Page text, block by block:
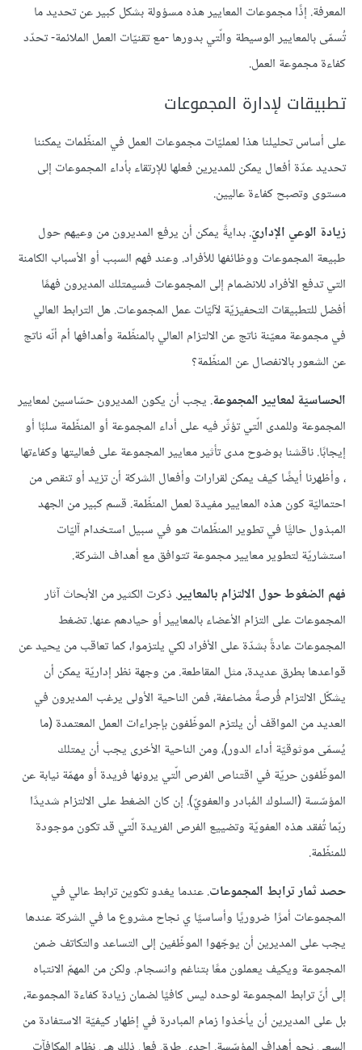
المعرفة. إذًا مجموعات المعايير هذه مسؤولة بشكل كبير عن تحديد ما
تُسمّى بالمعايير الوسيطة والّتي بدورها -مع تقنيّات العمل الملائمة- تحدّد
كفاءة مجموعة العمل.
تطبيقات لإدارة المجموعات
على أساس تحليلنا هذا لعمليّات مجموعات العمل في المنظّمات يمكننا
تحديد عدّة أفعال يمكن للمديرين فعلها للإرتقاء بأداء المجموعات إلى
مستوى وتصبح كفاءة عاليين.
زيادة الوعي الإداريّ. بدايةً يمكن أن يرفع المديرون من وعيهم حول
طبيعة المجموعات ووظائفها للأفراد. وعند فهم السبب أو الأسباب الكامنة
التي تدفع الأفراد للانضمام إلى المجموعات فسيمتلك المديرون فهمًا
أفضل للتطبيقات التحفيزيّة لآليّات عمل المجموعات. هل الترابط العالي
في مجموعة معيّنة ناتج عن الالتزام العالي بالمنظّمة وأهدافها أم أنّه ناتج
عن الشعور بالانفصال عن المنظّمة؟
الحساسيّة لمعايير المجموعة. يجب أن يكون المديرون حسّاسين لمعايير
المجموعة وللمدى الّتي تؤثّر فيه على أداء المجموعة أو المنظّمة سلبًا أو
إيجابًا. ناقشنا بوضوح مدى تأثير معايير المجموعة على فعاليتها وكفاءتها
، وأظهرنا أيضًا كيف يمكن لقرارات وأفعال الشركة أن تزيد أو تنقص من
احتماليّة كون هذه المعايير مفيدة لعمل المنظّمة. قسم كبير من الجهد
المبذول حاليًّا في تطوير المنظّمات هو في سبيل استخدام آليّات
استشاريّة لتطوير معايير مجموعة تتوافق مع أهداف الشركة.
فهم الضغوط حول الالتزام بالمعايير. ذكرت الكثير من الأبحاث آثار
المجموعات على التزام الأعضاء بالمعايير أو حيادهم عنها. تضغط
المجموعات عادةً بشدّة على الأفراد لكي يلتزموا، كما تعاقب من يحيد عن
قواعدها بطرق عديدة، مثل المقاطعة. من وجهة نظر إداريّة يمكن أن
يشكّل الالتزام فُرصةً مضاعفة، فمن الناحية الأولى يرغب المديرون في
العديد من المواقف أن يلتزم الموظّفون بإجراءات العمل المعتمدة (ما
يُسمّى موثوقيّة أداء الدور)، ومن الناحية الأخرى يجب أن يمتلك
الموظّفون حريّة في اقتناص الفرص الّتي يرونها فريدة أو مهمّة نيابة عن
المؤسّسة (السلوك المُبادر والعفويّ). إن كان الضغط على الالتزام شديدًا
ربّما تُفقد هذه العفويّة وتضييع الفرص الفريدة الّتي قد تكون موجودة
للمنظّمة.
حصد ثمار ترابط المجموعات. عندما يغدو تكوين ترابط عالي في
المجموعات أمرًا ضروريًا وأساسيًا ي نجاح مشروع ما في الشركة عندها
يجب على المديرين أن يوجّهوا الموظّفين إلى التساعد والتكاتف ضمن
المجموعة ويكيف يعملون معًا بتناغم وانسجام. ولكن من المهمّ الانتباه
إلى أنّ ترابط المجموعة لوحده ليس كافيًا لضمان زيادة كفاءة المجموعة،
بل على المديرين أن يأخذوا زمام المبادرة في إظهار كيفيّة الاستفادة من